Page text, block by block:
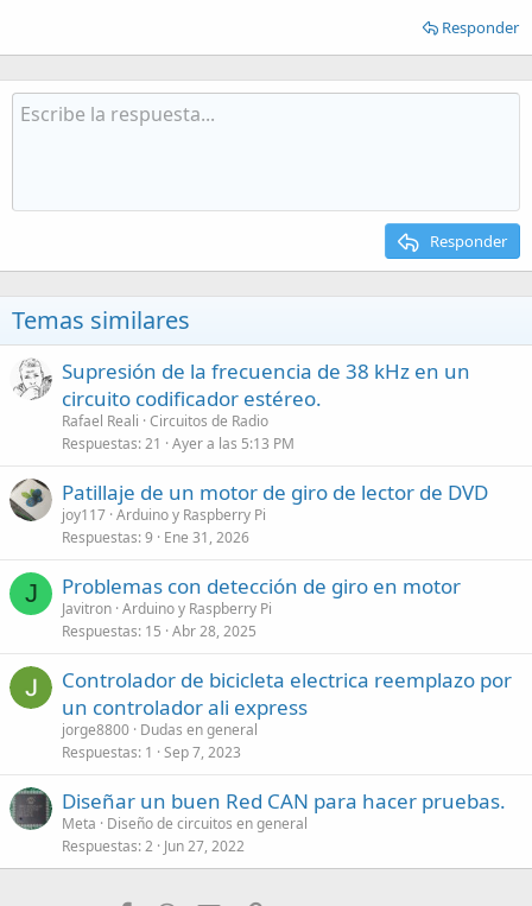
Responder
Responder
Temas similares
Supresión de la frecuencia de 38 kHz en un
circuito codificador estéreo.
Rafael Reali Circuitos de Radio
Respuestas 21 Ayer a las 5:13 PM
Patillaje de un motor de giro de lector de DVD
joy117 Arduino y Raspberry Pi
Respuestas 9 Ene 31, 2026
J Problemas con detección de giro en motor
Javitron Arduino y Raspberry Pi
Respuestas 15 Abr 28, 2025
Controlador de bicicleta electrica reemplazo por
un controlador ali express
jorge8800 Dudas en general
Respuestas 1 Sep 7, 2023
Diseñar un buen Red CAN para hacer pruebas.
Meta
Diseño de circuitos en general
Respuestas 2 Jun 27, 2022